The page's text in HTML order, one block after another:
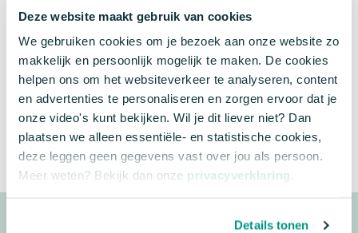
Deze website maakt gebruik van cookies
We gebruiken cookies om je bezoek aan onze website zo
makkelijk en persoonlijk mogelijk te maken. De cookies
helpen ons om het websiteverkeer te analyseren, content
en advertenties te personaliseren en zorgen ervoor dat je
onze video's kunt bekijken. Wil je dit liever niet? Dan
plaatsen we alleen essentiële- en statistische cookies,
deze leggen geen gegevens vast over jou als persoon.
Meer weten? Bekijk dan onze privacyverklaring .
Details tonen
NAAR GEGEVENS & BETALING
ANBI CBF Erkend Goed Doel